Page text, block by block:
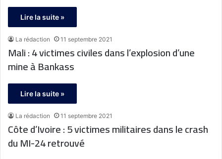
Lire la suite »
La rédaction 11 septembre 2021
Mali : 4 victimes civiles dans l’explosion d’une
mine à Bankass
Lire la suite »
La rédaction 11 septembre 2021
Côte d’Ivoire : 5 victimes militaires dans le crash
du MI-24 retrouvé